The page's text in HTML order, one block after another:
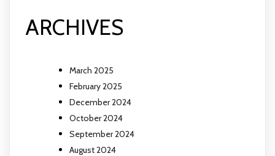
ARCHIVES
March 2025
February 2025
December 2024
October 2024
September 2024
August 2024